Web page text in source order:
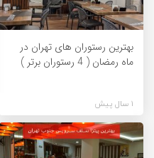
بهترین رستوران های تهران در
ماه رمضان ( 4 رستوران برتر )
1 سال پیش